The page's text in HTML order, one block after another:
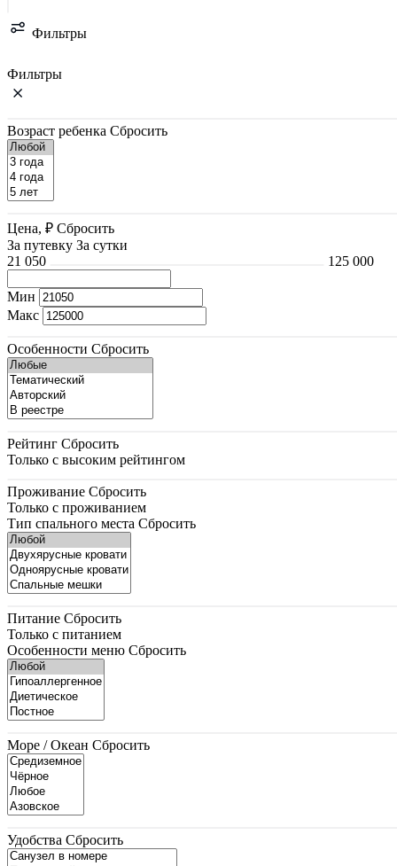
Фильтры
Фильтры
Возраст ребенка Сбросить
Цена, ₽ Сбросить
За путевку За сутки
21 050
125 000
Мин
Макс
Особенности Сбросить
Рейтинг Сбросить
Только с высоким рейтингом
Проживание Сбросить
Только с проживанием
Тип спального места Сбросить
Питание Сбросить
Только с питанием
Особенности меню Сбросить
Море / Океан Сбросить
Удобства Сбросить